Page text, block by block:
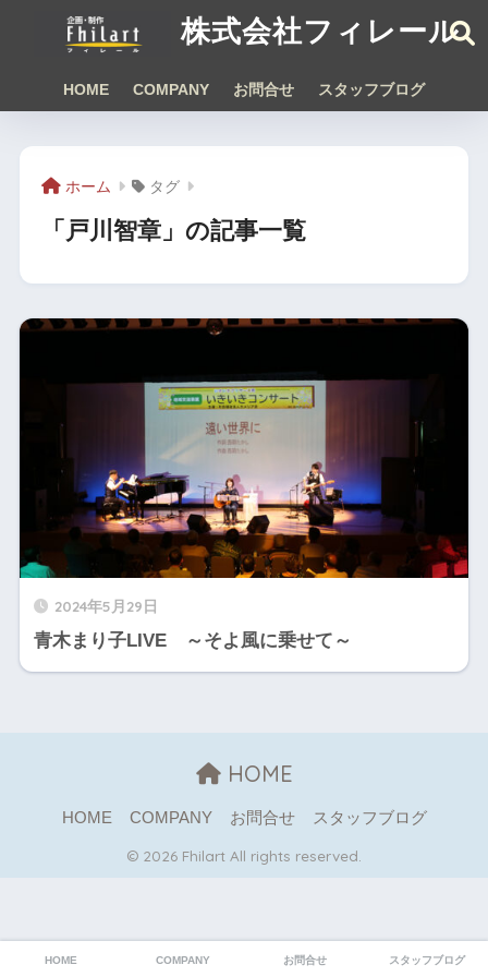
株式会社フィレール
HOME COMPANY お問合せ スタッフブログ
ホーム タグ
「戸川智章」の記事一覧
2024年5月29日
青木まり子LIVE ～そよ風に乗せて～
HOME
HOME COMPANY お問合せ スタッフブログ
© 2026 Fhilart All rights reserved.
HOME COMPANY お問合せ スタッフブログ